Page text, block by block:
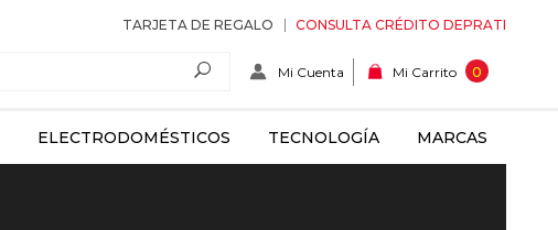
TARJETA DE REGALO CONSULTA CRÉDITO DEPRATI
Mi Cuenta Mi Carrito 0
ELECTRODOMÉSTICOS TECNOLOGÍA MARCAS